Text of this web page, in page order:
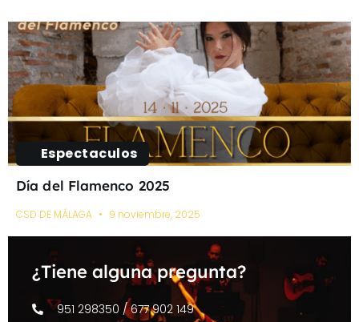
Espectaculos
Día del Flamenco 2025
CSD DE MÁLAGA 9 noviembre, 2025
¿Tiene alguna pregunta?
951 298350 / 677 902 149